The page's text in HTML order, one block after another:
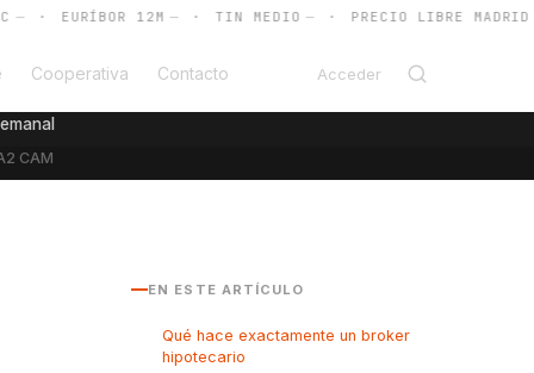
· EURÍBOR 12M — · TIN MEDIO — · PRECIO LIBRE MADRID —
Cooperativa Contacto Acceder
CAM
EN ESTE ARTÍCULO
Qué hace exactamente un broker
hipotecario